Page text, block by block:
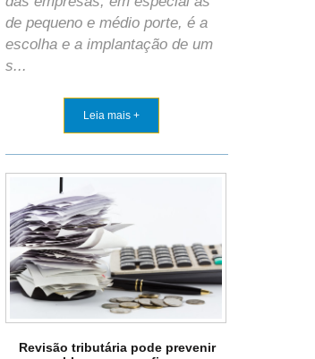
de pequeno e médio porte, é a
escolha e a implantação de um
s...
Leia mais +
Revisão tributária pode prevenir